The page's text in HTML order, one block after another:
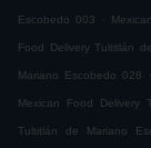
Escobedo 003 .
Food Delivery Tultitlán
Mariano Escobedo 028 .
Mexican Food Delivery
Tultitlán de Mariano